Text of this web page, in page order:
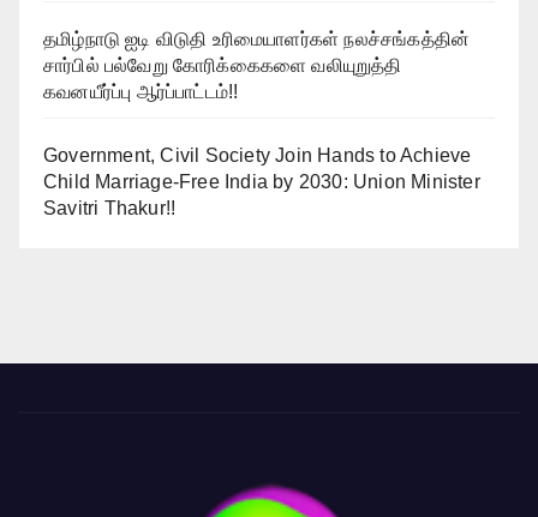
தமிழ்நாடு ஐடி விடுதி உரிமையாளர்கள் நலச்சங்கத்தின்
சார்பில் பல்வேறு கோரிக்கைகளை வலியுறுத்தி
கவனயீர்ப்பு ஆர்ப்பாட்டம்!!
Government, Civil Society Join Hands to Achieve
Child Marriage-Free India by 2030: Union Minister
Savitri Thakur!!